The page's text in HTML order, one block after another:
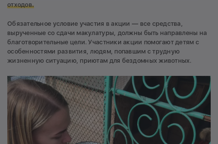
отходов.
Обязательное условие участия в акции — все средства,
вырученные со сдачи макулатуры, должны быть направлены на
благотворительные цели. Участники акции помогают детям с
особенностями развития, людям, попавшим с трудную
жизненную ситуацию, приютам для бездомных животных.